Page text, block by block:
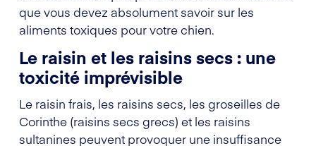
que vous devez absolument savoir sur les
aliments toxiques pour votre chien.
Le raisin et les raisins secs : une
toxicité imprévisible
Le raisin frais, les raisins secs, les groseilles de
Corinthe (raisins secs grecs) et les raisins
sultanines peuvent provoquer une insuffisance